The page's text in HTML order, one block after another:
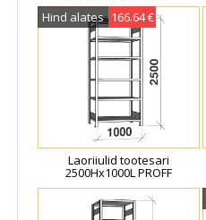
Hind alates 166.64 €
Laoriiulid tootesari
2500Hx1000L PROFF